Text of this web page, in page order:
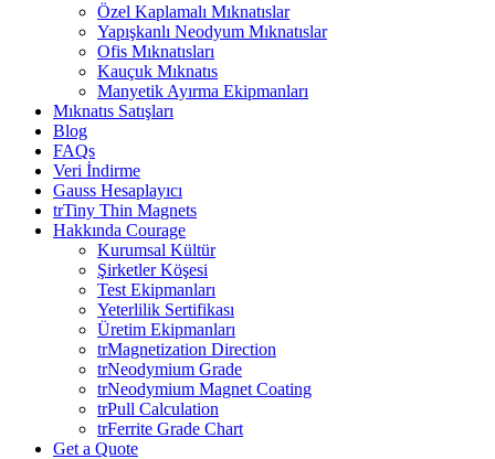
Özel Kaplamalı Mıknatıslar
Yapışkanlı Neodyum Mıknatıslar
Ofis Mıknatısları
Kauçuk Mıknatıs
Manyetik Ayırma Ekipmanları
Mıknatıs Satışları
Blog
FAQs
Veri İndirme
Gauss Hesaplayıcı
trTiny Thin Magnets
Hakkında Courage
Kurumsal Kültür
Şirketler Köşesi
Test Ekipmanları
Yeterlilik Sertifikası
Üretim Ekipmanları
trMagnetization Direction
trNeodymium Grade
trNeodymium Magnet Coating
trPull Calculation
trFerrite Grade Chart
Get a Quote